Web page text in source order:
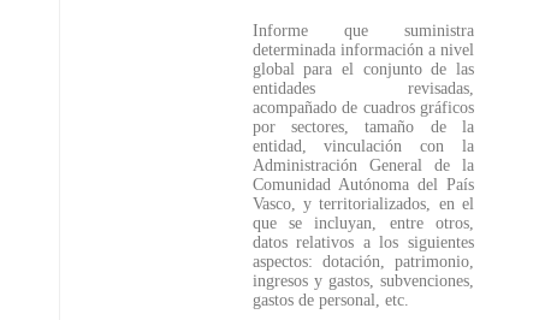
Informe que suministra
determinada información a nivel
global para el conjunto de las
entidades revisadas,
acompañado de cuadros gráficos
por sectores, tamaño de la
entidad, vinculación con la
Administración General de la
Comunidad Autónoma del País
Vasco, y territorializados, en el
que se incluyan, entre otros,
datos relativos a los siguientes
aspectos: dotación, patrimonio,
ingresos y gastos, subvenciones,
gastos de personal, etc.